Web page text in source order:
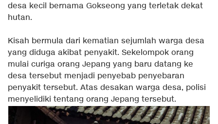
desa kecil bernama Gokseong yang terletak dekat
hutan.
Kisah bermula dari kematian sejumlah warga desa
yang diduga akibat penyakit. Sekelompok orang
mulai curiga orang Jepang yang baru datang ke
desa tersebut menjadi penyebab penyebaran
penyakit tersebut. Atas desakan warga desa, polisi
menyelidiki tentang orang Jepang tersebut.